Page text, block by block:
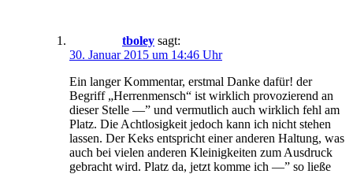
tboley sagt:
30. Januar 2015 um 14:46 Uhr
Ein langer Kommentar, erstmal Danke dafür! der
Begriff „Herrenmensch“ ist wirklich provozierend an
dieser Stelle —” und vermutlich auch wirklich fehl am
Platz. Die Achtlosigkeit jedoch kann ich nicht stehen
lassen. Der Keks entspricht einer anderen Haltung, was
auch bei vielen anderen Kleinigkeiten zum Ausdruck
gebracht wird. Platz da, jetzt komme ich —” so ließe